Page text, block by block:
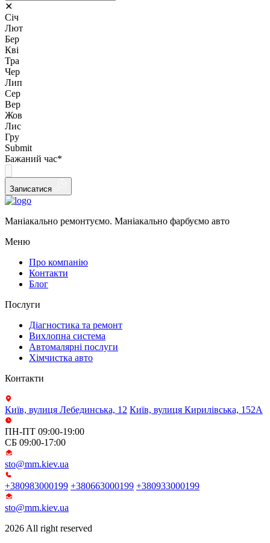
✕
Січ
Лют
Бер
Кві
Тра
Чер
Лип
Сер
Вер
Жов
Лис
Гру
Submit
Бажаний час*
Записатися
Маніакально ремонтуємо. Маніакально фарбуємо авто
Меню
Про компанію
Контакти
Блог
Послуги
Діагностика та ремонт
Вихлопна система
Автомалярні послуги
Хімчистка авто
Контакти
Київ, вулиця Лебединська, 12 Київ, вулиця Кирилівська, 152А
ПН-ПТ 09:00-19:00
СБ 09:00-17:00
sto@mm.kiev.ua
+380983000199 +380663000199 +380933000199
sto@mm.kiev.ua
2026 All right reserved